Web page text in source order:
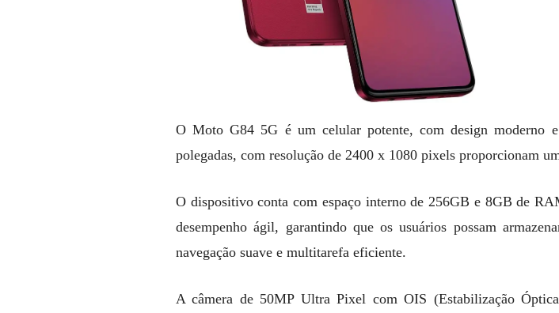
O Moto G84 5G é um celular potente, com design moderno
polegadas, com resolução de 2400 x 1080 pixels proporcionam
O dispositivo conta com espaço interno de 256GB e 8GB de
desempenho ágil, garantindo que os usuários possam
navegação suave e multitarefa eficiente.
A câmera de 50MP Ultra Pixel com OIS (Estabilização